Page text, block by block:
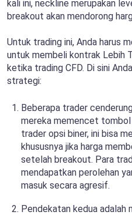
kali ini, neckline merupakan
breakout akan mendorong
Untuk trading ini, Anda harus
untuk membeli kontrak Lebih
ketika trading CFD. Di sini
strategi:
Beberapa trader
mereka memencet
trader opsi biner, ini bisa
khususnya jika harga
setelah breakout. Para
mendapatkan perolehan
masuk secara agresif.
Pendekatan kedua adalah